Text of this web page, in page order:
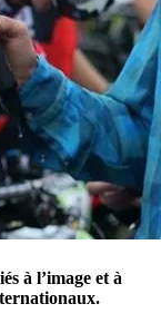
à l’image et à